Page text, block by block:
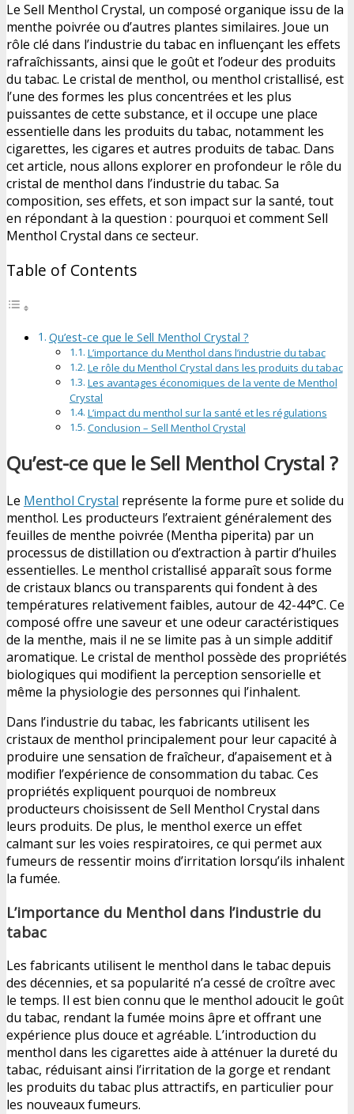
Le Sell Menthol Crystal, un composé organique issu de la
menthe poivrée ou d’autres plantes similaires. Joue un
rôle clé dans l’industrie du tabac en influençant les effets
rafraîchissants, ainsi que le goût et l’odeur des produits
du tabac. Le cristal de menthol, ou menthol cristallisé, est
l’une des formes les plus concentrées et les plus
puissantes de cette substance, et il occupe une place
essentielle dans les produits du tabac, notamment les
cigarettes, les cigares et autres produits de tabac. Dans
cet article, nous allons explorer en profondeur le rôle du
cristal de menthol dans l’industrie du tabac. Sa
composition, ses effets, et son impact sur la santé, tout
en répondant à la question : pourquoi et comment Sell
Menthol Crystal dans ce secteur.
Table of Contents
Qu’est-ce que le Sell Menthol Crystal ?
L’importance du Menthol dans l’industrie du tabac
Le rôle du Menthol Crystal dans les produits du tabac
Les avantages économiques de la vente de Menthol
Crystal
L’impact du menthol sur la santé et les régulations
Conclusion – Sell Menthol Crystal
Qu’est-ce que le Sell Menthol Crystal ?
Le Menthol Crystal représente la forme pure et solide du
menthol. Les producteurs l’extraient généralement des
feuilles de menthe poivrée (Mentha piperita) par un
processus de distillation ou d’extraction à partir d’huiles
essentielles. Le menthol cristallisé apparaît sous forme
de cristaux blancs ou transparents qui fondent à des
températures relativement faibles, autour de 42-44°C. Ce
composé offre une saveur et une odeur caractéristiques
de la menthe, mais il ne se limite pas à un simple additif
aromatique. Le cristal de menthol possède des propriétés
biologiques qui modifient la perception sensorielle et
même la physiologie des personnes qui l’inhalent.
Dans l’industrie du tabac, les fabricants utilisent les
cristaux de menthol principalement pour leur capacité à
produire une sensation de fraîcheur, d’apaisement et à
modifier l’expérience de consommation du tabac. Ces
propriétés expliquent pourquoi de nombreux
producteurs choisissent de Sell Menthol Crystal dans
leurs produits. De plus, le menthol exerce un effet
calmant sur les voies respiratoires, ce qui permet aux
fumeurs de ressentir moins d’irritation lorsqu’ils inhalent
la fumée.
L’importance du Menthol dans l’industrie du
tabac
Les fabricants utilisent le menthol dans le tabac depuis
des décennies, et sa popularité n’a cessé de croître avec
le temps. Il est bien connu que le menthol adoucit le goût
du tabac, rendant la fumée moins âpre et offrant une
expérience plus douce et agréable. L’introduction du
menthol dans les cigarettes aide à atténuer la dureté du
tabac, réduisant ainsi l’irritation de la gorge et rendant
les produits du tabac plus attractifs, en particulier pour
les nouveaux fumeurs.